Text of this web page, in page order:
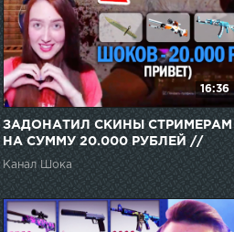
16:36
ЗАДОНАТИЛ СКИНЫ СТРИМЕРАМ
НА СУММУ 20.000 РУБЛЕЙ //
ДОНАТ СТРИМЕРАМ СКИНАМИ ИЗ
CS:GO
Канал Шока